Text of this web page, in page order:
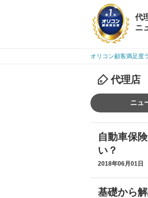
代
ニ
オリコン顧客満足度
代理店
ニュ
自動車保
い？
2018年06月01日
基礎から